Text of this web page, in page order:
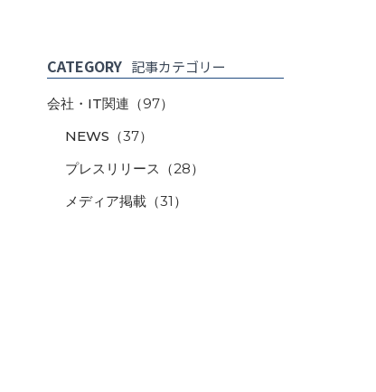
CATEGORY 記事カテゴリー
会社・IT関連 （97）
NEWS （37）
プレスリリース （28）
メディア掲載（31）